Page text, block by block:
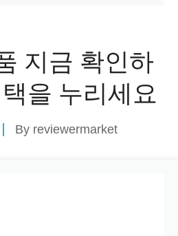
지금 확인하
을 누리세요
By reviewermarket